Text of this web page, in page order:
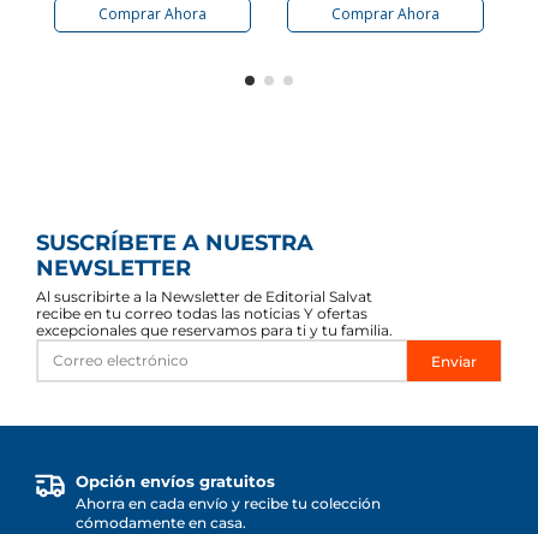
Comprar Ahora Comprar Ahora
SUSCRÍBETE A NUESTRA
NEWSLETTER
Al suscribirte a la Newsletter de Editorial Salvat
recibe en tu correo todas las noticias Y ofertas
excepcionales que reservamos para ti y tu familia.
Enviar
Opción envíos gratuitos
Ahorra en cada envío y recibe tu colección
cómodamente en casa.